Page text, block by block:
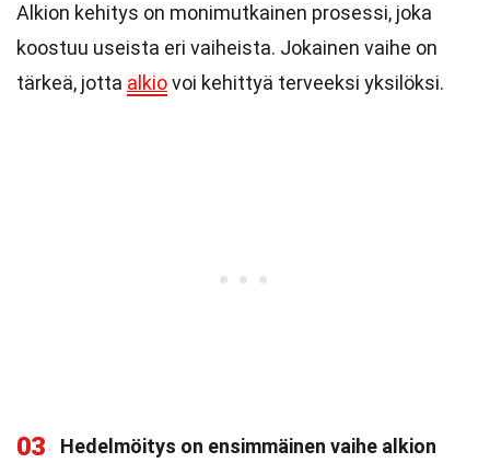
Alkion kehitys on monimutkainen prosessi, joka
koostuu useista eri vaiheista. Jokainen vaihe on
tärkeä, jotta alkiovoi kehittyä terveeksi yksilöksi.
03
Hedelmöitys on ensimmäinen vaihe alkion